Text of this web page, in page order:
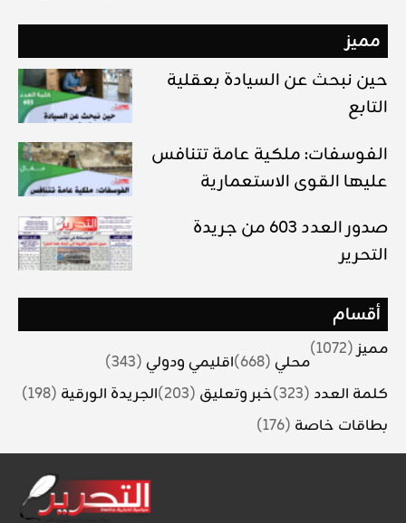
مميز
حين نبحث عن السيادة بعقلية
التابع
الفوسفات: ملكية عامة تتنافس
عليها القوى الاستعمارية
صدور العدد 603 من جريدة
التحرير
أقسام
مميز(1072)
محلي (668) اقليمي ودولي (343)
كلمة العدد (323) خبر وتعليق (203) الجريدة الورقية (198)
بطاقات خاصة (176)